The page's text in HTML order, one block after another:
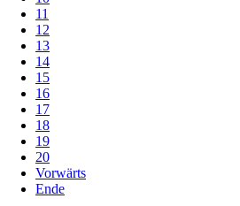
11
12
13
14
15
16
17
18
19
20
Vorwärts
Ende